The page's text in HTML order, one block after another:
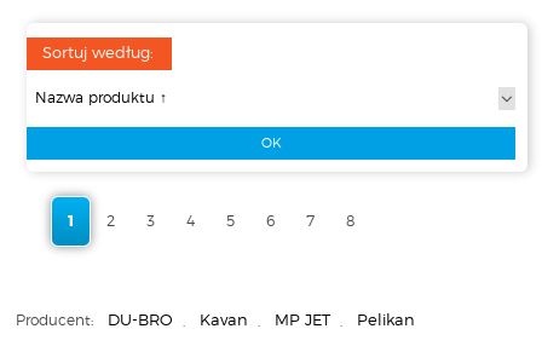
Sortuj według:
1 2 3 4 5 6 7 8
Producent: DU-BRO Kavan MP JET Pelikan